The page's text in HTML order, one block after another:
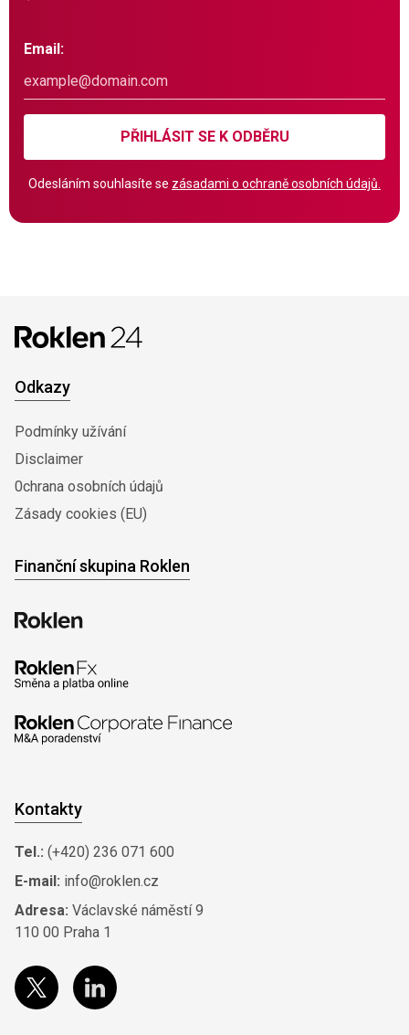
Email:
PŘIHLÁSIT SE K ODBĚRU
Odesláním souhlasíte se zásadami o ochraně osobních údajů.
Odkazy
Podmínky užívání
Disclaimer
0chrana osobních údajů
Zásady cookies (EU)
Finanční skupina Roklen
Kontakty
Tel.: (+420) 236 071 600
E-mail: info@roklen.cz
Adresa: Václavské náměstí 9
110 00 Praha 1